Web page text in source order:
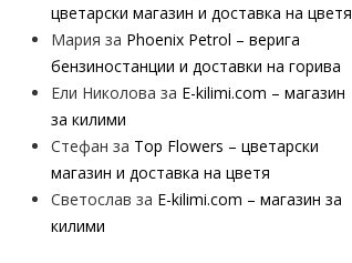
цветарски магазин и доставка на цветя
Мария за Phoenix Petrol – верига
бензиностанции и доставки на горива
Ели Николова за E-kilimi.com – магазин
за килими
Стефан за Top Flowers – цветарски
магазин и доставка на цветя
Светослав за E-kilimi.com – магазин за
килими